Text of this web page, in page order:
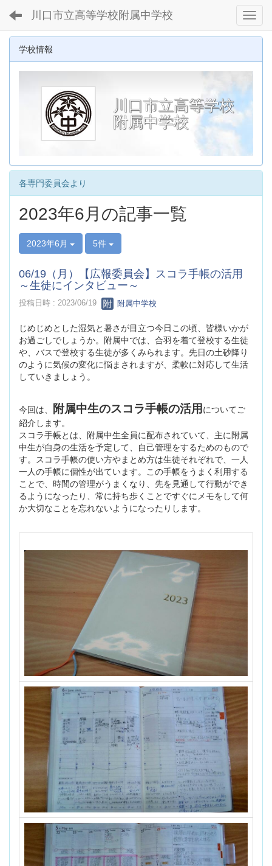
川口市立高等学校附属中学校
学校情報
川口市立高等学校
附属中学校
各専門委員会より
2023年6月の記事一覧
2023年6月 5件
06/19（月）【広報委員会】スコラ手帳の活用
～生徒にインタビュー～
投稿日時 : 2023/06/19 附属中学校
じめじめとした湿気と暑さが目立つ今日この頃、皆様いかが
お過ごしでしょうか。附属中では、合羽を着て登校する生徒
や、バスで登校する生徒が多くみられます。先日の土砂降り
のように気候の変化に悩まされますが、柔軟に対応して生活
していきましょう。
今回は、 附属中生のスコラ手帳の活用 についてご
紹介します。
スコラ手帳とは、附属中生全員に配布されていて、主に附属
中生が自身の生活を予定して、自己管理をするためのもので
す。スコラ手帳の使い方やまとめ方は生徒それぞれで、一人
一人の手帳に個性が出ています。この手帳をうまく利用する
ことで、時間の管理がうまくなり、先を見通して行動ができ
るようになったり、常に持ち歩くことですぐにメモをして何
か大切なことを忘れないようになったりします。